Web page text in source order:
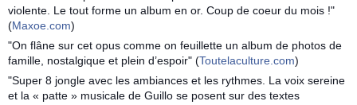
violente. Le tout forme un album en or. Coup de coeur du mois !"
(Maxoe.com)
"On flâne sur cet opus comme on feuillette un album de photos de
famille, nostalgique et plein d’espoir" (Toutelaculture.com)
"Super 8 jongle avec les ambiances et les rythmes. La voix sereine
et la « patte » musicale de Guillo se posent sur des textes